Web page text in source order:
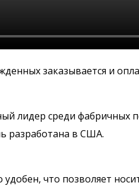
заказывается и
лидер среди фабричных
разработана в США.
что позволяет